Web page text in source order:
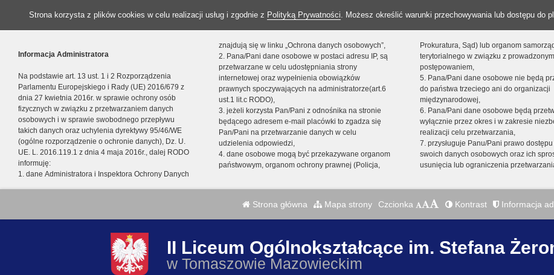
Strona korzysta z plików cookies w celu realizacji usług i zgodnie z Polityką Prywatności. Możesz określić warunki przechowywania lub dostępu do
Informacja Administratora
Na podstawie art. 13 ust. 1 i 2 Rozporządzenia
Parlamentu Europejskiego i Rady (UE) 2016/679 z
dnia 27 kwietnia 2016r. w sprawie ochrony osób
fizycznych w związku z przetwarzaniem danych
osobowych i w sprawie swobodnego przepływu
takich danych oraz uchylenia dyrektywy 95/46/WE
(ogólne rozporządzenie o ochronie danych), Dz. U.
UE. L. 2016.119.1 z dnia 4 maja 2016r., dalej RODO
informuję:
1. dane Administratora i Inspektora Ochrony Danych
znajdują się w linku „Ochrona danych osobowych”,
2. Pana/Pani dane osobowe w postaci adresu IP, są
przetwarzane w celu udostępniania strony
internetowej oraz wypełnienia obowiązków
prawnych spoczywających na administratorze(art.6
ust.1 lit.c RODO),
3. jeżeli korzysta Pan/Pani z odnośnika na stronie
będącego adresem e-mail placówki to zgadza się
Pan/Pani na przetwarzanie danych w celu
udzielenia odpowiedzi,
4. dane osobowe mogą być przekazywane organom
państwowym, organom ochrony prawnej (Policja,
Prokuratura, Sąd) lub organom
terytorialnego w związku z prowadzonym
postępowaniem,
5. Pana/Pani dane osobowe nie będą
do państwa trzeciego ani do organizacji
międzynarodowej,
6. Pana/Pani dane osobowe będą
wyłącznie przez okres i w zakresie
realizacji celu przetwarzania,
7. przysługuje Panu/Pani prawo
swoich danych osobowych oraz ich
usunięcia lub ograniczenia
Strona główna Mapa strony Czcionka Kontrast Informacja
II Liceum Ogólnokształcące im. Stefana
w Tomaszowie Mazowieckim